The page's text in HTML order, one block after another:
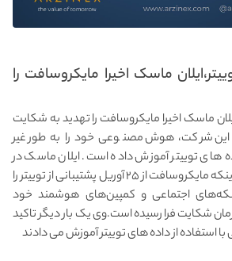
ماسک اخیرا مایکروسافت را
ماسک اخیرا مایکروسافت را تهدید به شکایت
شرکت، هوش مصنوعی خود را به‌ طور غیر
های توییتر آموزش داده است. ایلان ماسک در
واکنش به خبری مبنی بر اینکه مایکروسافت از ۲۵ آوریل پشتیبانی از توییتر را
اجتماعی و کمپین‌های هوشمند خود
شکایت فرا رسیده است.وی یک بار دیگر تاکید
با استفاده از داده های توییتر آموزش می دادند